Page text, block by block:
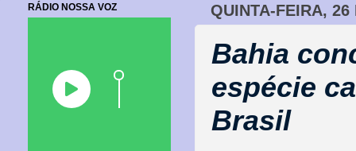
QUINTA-FEIRA, 26
Bahia
espécie
Brasil
RÁDIO NOSSA VOZ